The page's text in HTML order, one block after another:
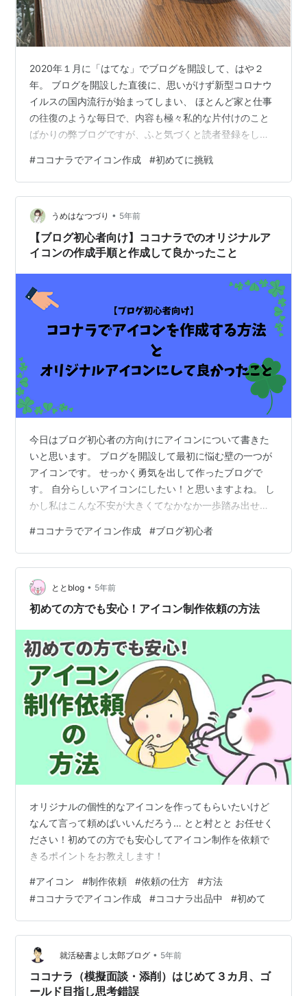
2020年１月に「はてな」でブログを開設して、はや２
年。 ブログを開設した直後に、思いがけず新型コロナウ
イルスの国内流行が始まってしまい、 ほとんど家と仕事
の往復のような毎日で、内容も極々私的な片付けのこと
ばかりの弊ブログですが、ふと気づくと読者登録をして
す。 本当に、ありがとうございます。 そんなこんなで
（どんなだ）、 ブログ開設２年の節目に、ちょっとちゃ
んとブログをテコ入れしよう！と、思い立ちました。 ま
ずは、ブログ運営における自分の分身ともいえる「アイ
コン」を、もっとちゃんとしたものに取り替えたい。ブ
ログ開設依頼、ペイントでテキトーに自作…
#ココナラでアイコン作成 #初めてに挑戦
うめはなつづり • 5年前
【ブログ初心者向け】ココナラでのオリジナルア
イコンの作成手順と作成して良かったこと
今日はブログ初心者の方向けにアイコンについて書きた
いと思います。 ブログを開設して最初に悩む壁の一つが
アイコンです。 せっかく勇気を出して作ったブログで
す。 自分らしいアイコンにしたい！と思いますよね。 し
かし私はこんな不安が大きくてなかなか一歩踏み出せま
作るのは抵抗がある。 ・そもそもどうやってアイコンを
作ってもらうのかわからない。 ・思うようなアイコンが
できなかったらどうしようか不安。 私と同じように悩ん
でいるブログ初心者の方に向けて書いていきたいと思い
ます。 ココナラでアイコンを作成する手順 会員登録 依
#ココナラでアイコン作成 #ブログ初心者
ととblog • 5年前
初めての方でも安心！アイコン制作依頼の方法
オリジナルの個性的なアイコンを作ってもらいたいけど
なんて言って頼めばいいんだろう… とと村とと お任せく
ださい！初めての方でも安心してアイコン制作を依頼で
きるポイントをお教えします！
#アイコン #制作依頼 #依頼の仕方 #方法
#ココナラでアイコン作成 #ココナラ出品中 #初めて
就活秘書よし太郎ブログ • 5年前
ココナラ（模擬面談・添削）はじめて３カ月、ゴ
ールド目指し思考錯誤